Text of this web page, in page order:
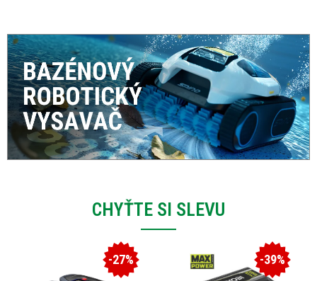
CHYŤTE SI SLEVU
-27% -39%